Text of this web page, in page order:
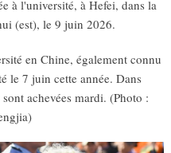
à l'université, à Hefei, dans la
(est), le 9 juin 2026.
en Chine, également connu
le 7 juin cette année. Dans
achevées mardi. (Photo :